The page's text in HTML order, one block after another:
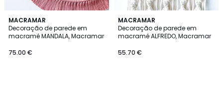
MACRAMAR
Decoração de parede em
macramé MANDALA, Macramar
75.00 €
MACRAMAR
Decoração de parede em
macramé ALFREDO, Macramar
55.70 €